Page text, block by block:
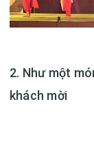
2. Như một
khách mời